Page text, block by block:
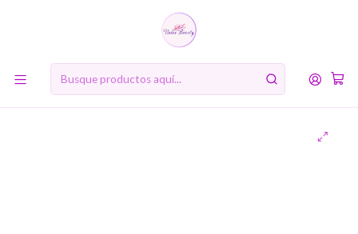
10% de descuento en tu primera compra online. Código: BIENVENIDA10
Gift Card $100.000 (Exclusivo online)